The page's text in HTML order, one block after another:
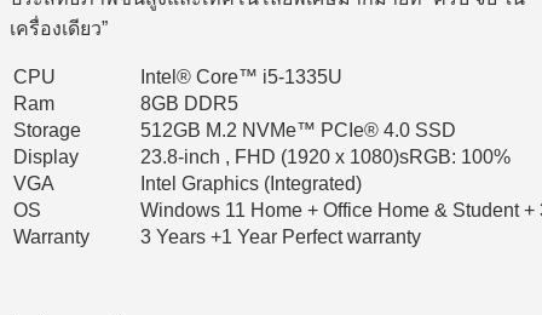
เครื่องเดียว”
CPU
Intel® Core™ i5-1335U
Ram
8GB DDR5
Storage
512GB M.2 NVMe™ PCIe® 4.0 SSD
Display
23.8-inch , FHD (1920 x 1080)sRGB: 100%
VGA
Intel Graphics (Integrated)
OS
Windows 11 Home + Office Home & Student +
Warranty
3 Years +1 Year Perfect warranty